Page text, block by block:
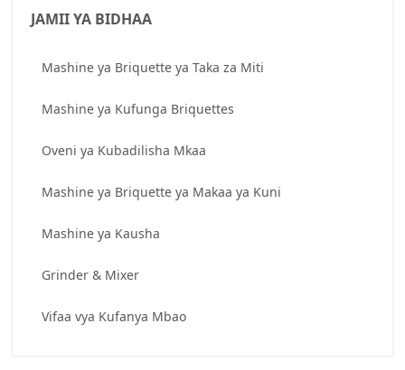
JAMII YA BIDHAA
Mashine ya Briquette ya Taka za Miti
Mashine ya Kufunga Briquettes
Oveni ya Kubadilisha Mkaa
Mashine ya Briquette ya Makaa ya Kuni
Mashine ya Kausha
Grinder & Mixer
Vifaa vya Kufanya Mbao